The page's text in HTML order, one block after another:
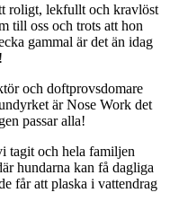
roligt, lekfullt och kravlöst
till oss och trots att hon
gammal är det än idag
och doftprovsdomare
är Nose Work det
passar alla!
tagit och hela familjen
hundarna kan få dagliga
får att plaska i vattendrag